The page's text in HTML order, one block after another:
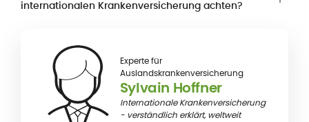
internationalen Krankenversicherung achten?
Experte für
Auslandskrankenversicherung
Sylvain Hoffner
Internationale Krankenversicherung
- verständlich erklärt, weltweit